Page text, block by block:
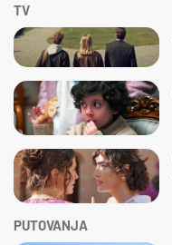
TV
PUTOVANJA